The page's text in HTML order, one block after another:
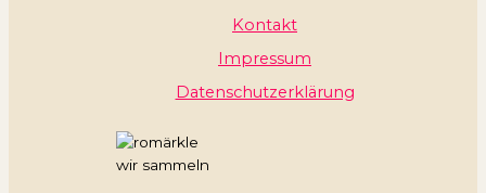
Kontakt
Impressum
Datenschutzerklärung
wir sammeln